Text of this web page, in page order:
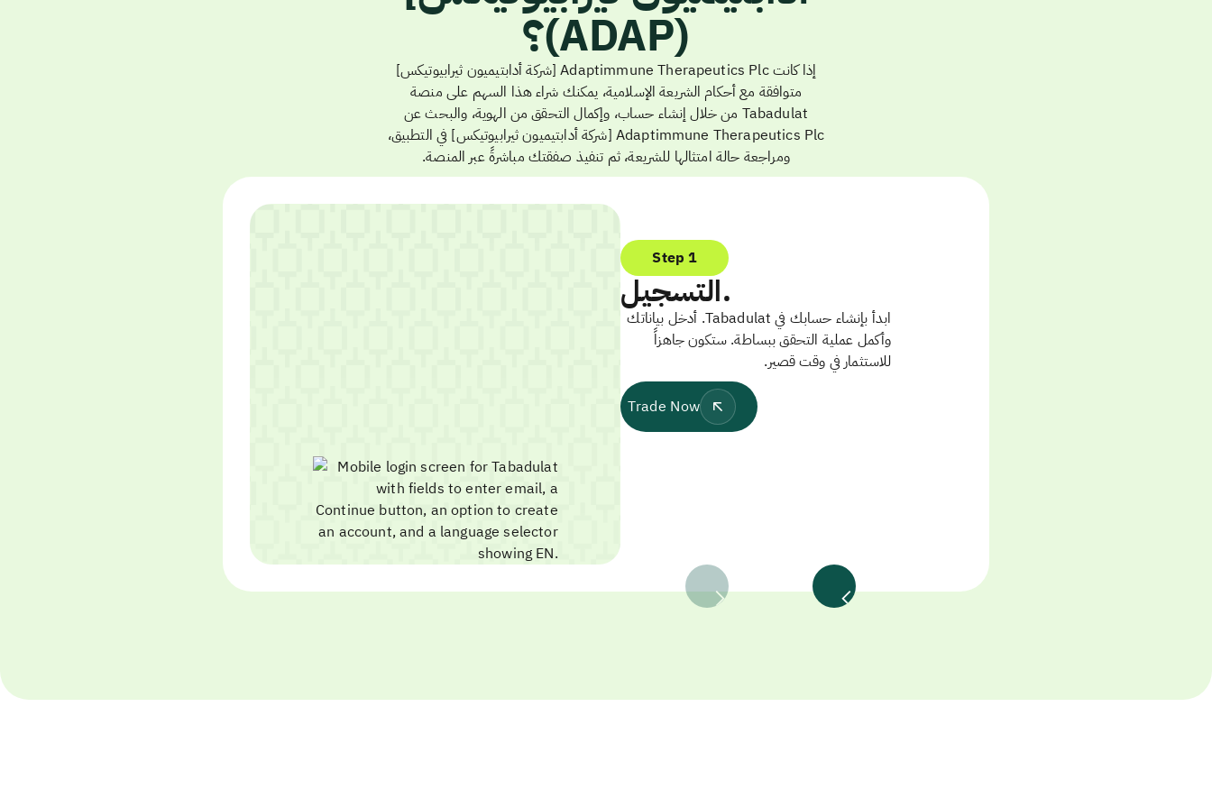
(ADAP)؟
إذا كانت Adaptimmune Therapeutics Plc [شركة أدابتيميون ثيرابيوتيكس]
متوافقة مع أحكام الشريعة الإسلامية، يمكنك شراء هذا السهم على منصة
Tabadulat من خلال إنشاء حساب، وإكمال التحقق من الهوية، والبحث عن
Adaptimmune Therapeutics Plc [شركة أدابتيميون ثيرابيوتيكس] في التطبيق،
ومراجعة حالة امتثالها للشريعة، ثم تنفيذ صفقتك مباشرةً عبر المنصة.
Step 1
التسجيل.
ابدأ بإنشاء حسابك في Tabadulat. أدخل بياناتك
وأكمل عملية التحقق ببساطة. ستكون جاهزاً
للاستثمار في وقت قصير.
Trade Now